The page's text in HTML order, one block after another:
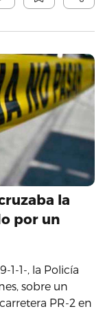
la
por un
1-1-, la Policía
sobre un
PR-2 en